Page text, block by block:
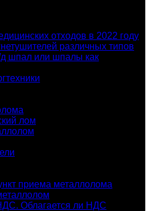
отходов в 2022 году
различных типов
шпал или шпалы как
лом
приема металлолома
Облагается ли НДС